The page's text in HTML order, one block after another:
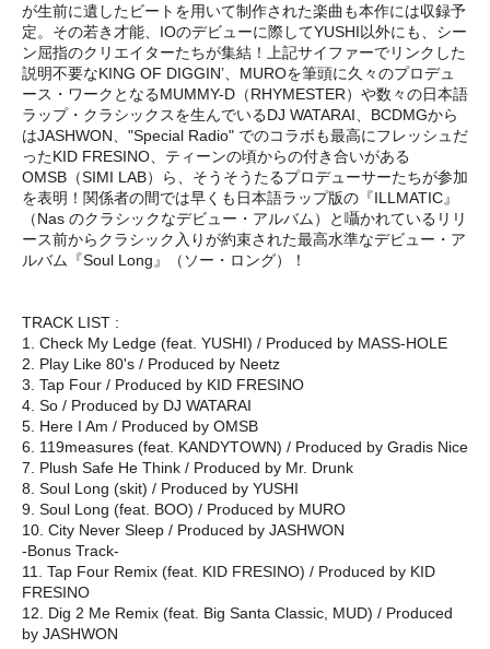
が生前に遺したビートを用いて制作された楽曲も本作には収録予
定。その若き才能、IOのデビューに際してYUSHI以外にも、シー
ン屈指のクリエイターたちが集結！上記サイファーでリンクした
説明不要なKING OF DIGGIN’、MUROを筆頭に久々のプロデュ
ース・ワークとなるMUMMY-D（RHYMESTER）や数々の日本語
ラップ・クラシックスを生んでいるDJ WATARAI、BCDMGから
はJASHWON、"Special Radio" でのコラボも最高にフレッシュだ
ったKID FRESINO、ティーンの頃からの付き合いがある
OMSB（SIMI LAB）ら、そうそうたるプロデューサーたちが参加
を表明！関係者の間では早くも日本語ラップ版の『ILLMATIC』
（Nas のクラシックなデビュー・アルバム）と囁かれているリリ
ース前からクラシック入りが約束された最高水準なデビュー・ア
ルバム『Soul Long』（ソー・ロング）！
TRACK LIST :
1. Check My Ledge (feat. YUSHI) / Produced by MASS-HOLE
2. Play Like 80's / Produced by Neetz
3. Tap Four / Produced by KID FRESINO
4. So / Produced by DJ WATARAI
5. Here I Am / Produced by OMSB
6. 119measures (feat. KANDYTOWN) / Produced by Gradis Nice
7. Plush Safe He Think / Produced by Mr. Drunk
8. Soul Long (skit) / Produced by YUSHI
9. Soul Long (feat. BOO) / Produced by MURO
10. City Never Sleep / Produced by JASHWON
-Bonus Track-
11. Tap Four Remix (feat. KID FRESINO) / Produced by KID
FRESINO
12. Dig 2 Me Remix (feat. Big Santa Classic, MUD) / Produced
by JASHWON